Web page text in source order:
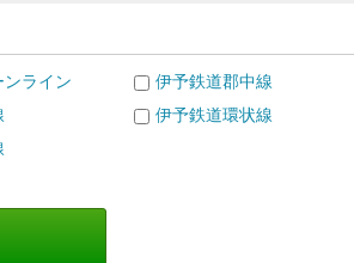
ンライン
伊予鉄道郡中線
伊予鉄道環状線